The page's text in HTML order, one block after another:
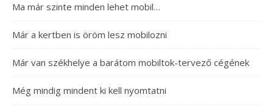
Ma már szinte minden lehet mobil…
Már a kertben is öröm lesz mobilozni
Már van székhelye a barátom mobiltok-tervező cégének
Még mindig mindent ki kell nyomtatni